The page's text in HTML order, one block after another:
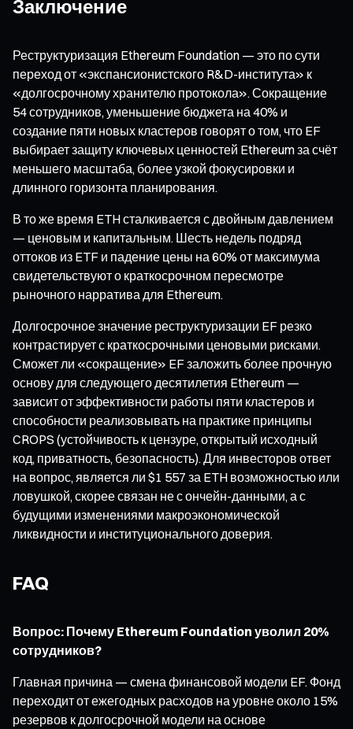
Заключение
Реструктуризация Ethereum Foundation — это по сути
переход от «экспансионистского R&D-института» к
«долгосрочному хранителю протокола». Сокращение
54 сотрудников, уменьшение бюджета на 40% и
создание пяти новых кластеров говорят о том, что EF
выбирает защиту ключевых ценностей Ethereum за счёт
меньшего масштаба, более узкой фокусировки и
длинного горизонта планирования.
В то же время ETH сталкивается с двойным давлением
— ценовым и капитальным. Шесть недель подряд
оттоков из ETF и падение цены на 60% от максимума
свидетельствуют о краткосрочном пересмотре
рыночного нарратива для Ethereum.
Долгосрочное значение реструктуризации EF резко
контрастирует с краткосрочными ценовыми рисками.
Сможет ли «сокращение» EF заложить более прочную
основу для следующего десятилетия Ethereum —
зависит от эффективности работы пяти кластеров и
способности реализовывать на практике принципы
CROPS (устойчивость к цензуре, открытый исходный
код, приватность, безопасность). Для инвесторов ответ
на вопрос, является ли $1 557 за ETH возможностью или
ловушкой, скорее связан не с ончейн-данными, а с
будущими изменениями макроэкономической
ликвидности и институционального доверия.
FAQ
Вопрос: Почему Ethereum Foundation уволил 20%
сотрудников?
Главная причина — смена финансовой модели EF. Фонд
переходит от ежегодных расходов на уровне около 15%
резервов к долгосрочной модели на основе